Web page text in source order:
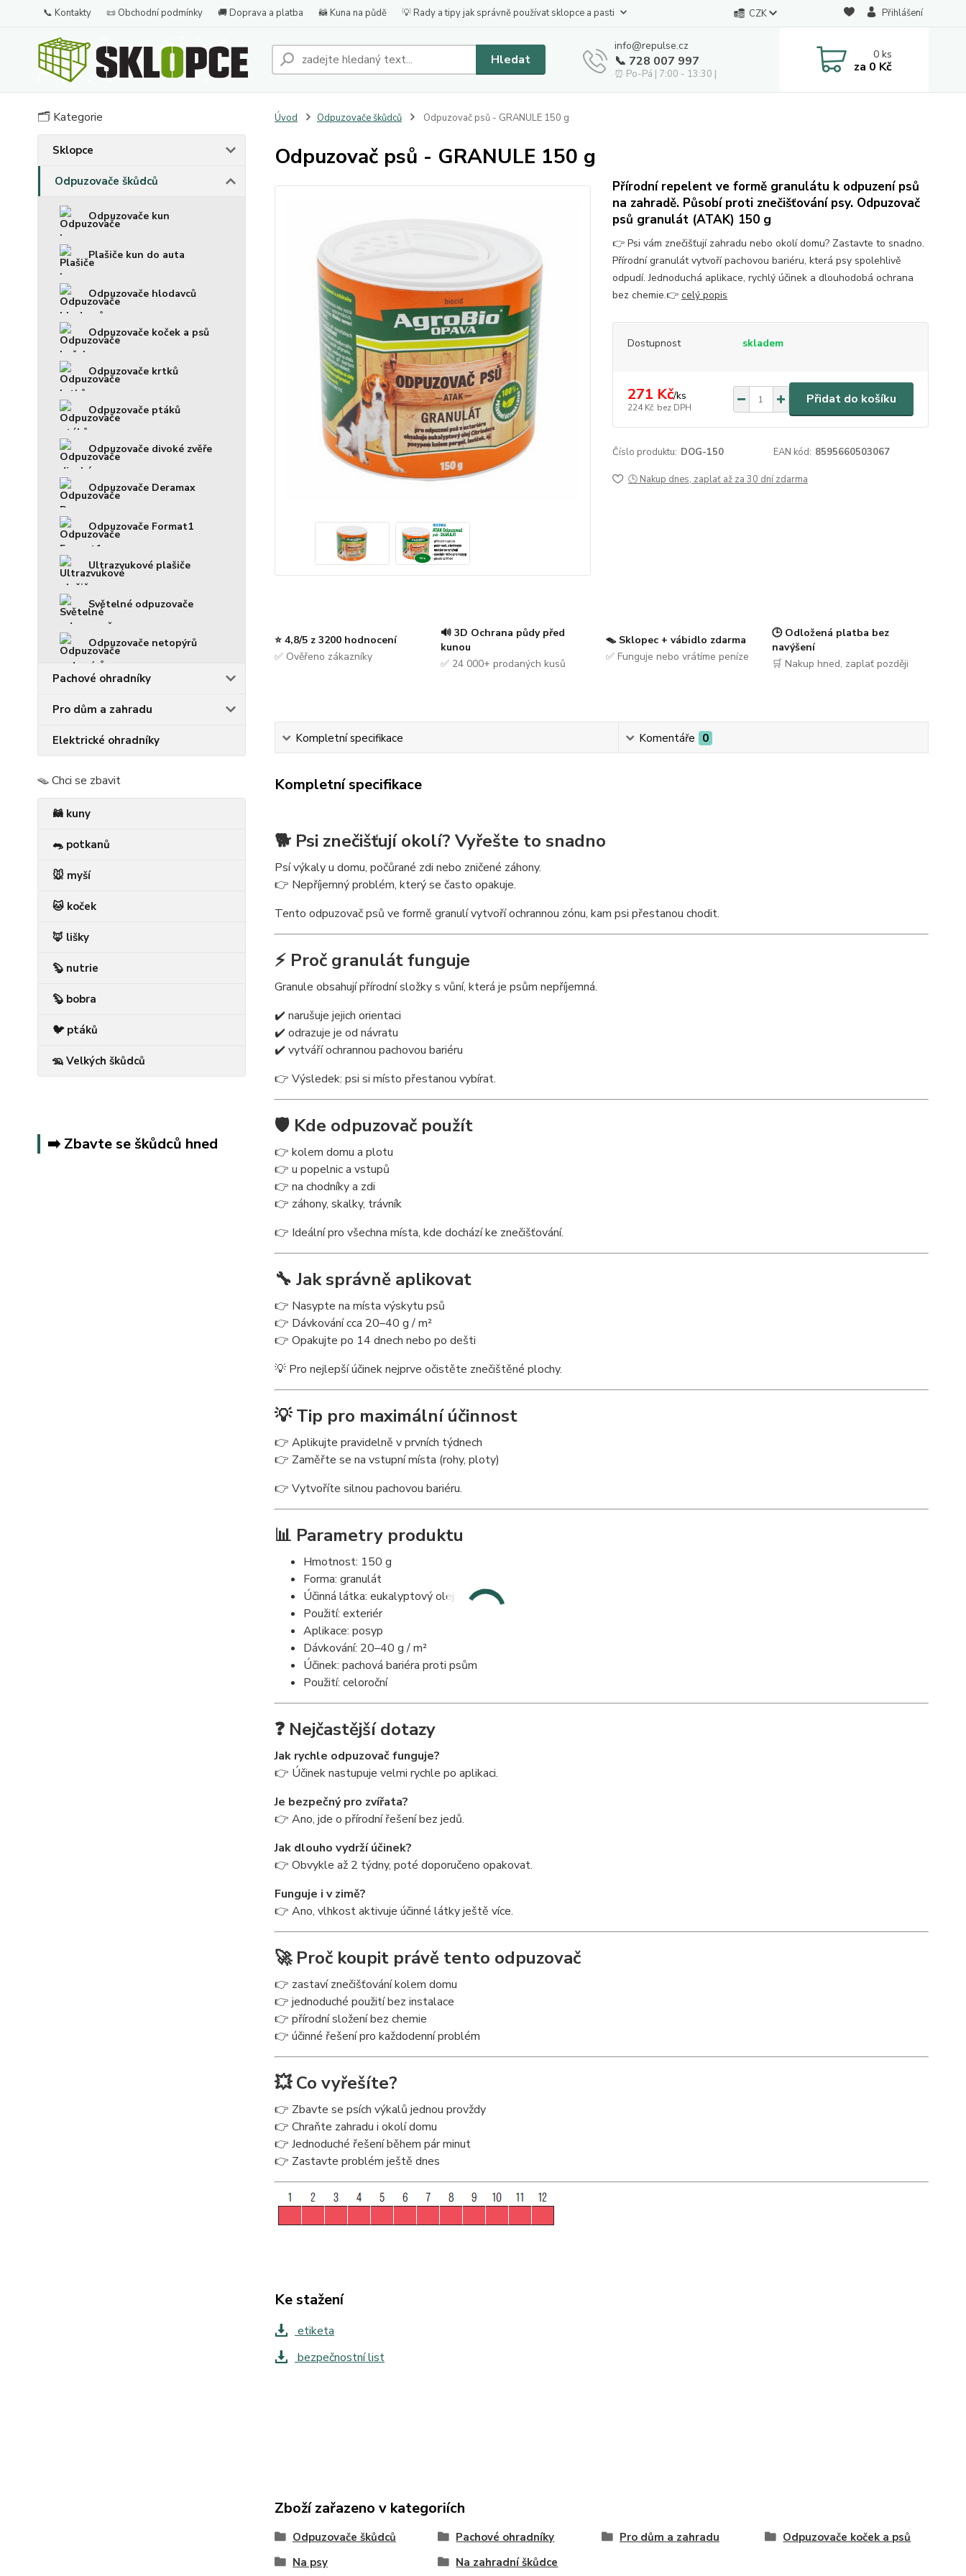
📞 Kontakty 📜 Obchodní podmínky 🚚 Doprava a platba 🦝 Kuna na půdě 💡 Rady a tipy jak správně používat sklopce a pasti CZK Přihlášení
Hledat
info@repulse.cz
📞 728 007 997
⏰ Po-Pá | 7:00 - 13:30 |
0ks
za 0 Kč
🗂️ Kategorie
Sklopce
Odpuzovače škůdců
Odpuzovače kun
Plašiče kun do auta
Odpuzovače hlodavců
Odpuzovače koček a psů
Odpuzovače krtků
Odpuzovače ptáků
Odpuzovače divoké zvěře
Odpuzovače Deramax
Odpuzovače Format1
Ultrazvukové plašiče
Světelné odpuzovače
Odpuzovače netopýrů
Pachové ohradníky
Pro dům a zahradu
Elektrické ohradníky
🪤 Chci se zbavit
🦝 kuny
🐀 potkanů
🐭 myší
🐱 koček
🦊 lišky
🦫 nutrie
🦫 bobra
🐦 ptáků
🦡 Velkých škůdců
➡️ Zbavte se škůdců hned
Úvod Odpuzovače škůdců Odpuzovač psů - GRANULE 150 g
Odpuzovač psů - GRANULE 150 g
Přírodní repelent ve formě granulátu k odpuzení psů
na zahradě. Působí proti znečišťování psy. Odpuzovač
psů granulát (ATAK) 150 g
👉 Psi vám znečišťují zahradu nebo okolí domu? Zastavte to snadno.
Přírodní granulát vytvoří pachovou bariéru, která psy spolehlivě
odpudí. Jednoduchá aplikace, rychlý účinek a dlouhodobá ochrana
bez chemie.👉 celý popis
Dostupnost skladem
271 Kč/ks
224 Kč bez DPH
Přidat do košíku
Číslo produktu: DOG-150 EAN kód: 8595660503067
🕒 Nakup dnes, zaplať až za 30 dní zdarma
⭐ 4,8/5 z 3200 hodnocení
✅ Ověřeno zákazníky
🔊 3D Ochrana půdy před
kunou
✅ 24 000+ prodaných kusů
🪤 Sklopec + vábidlo zdarma
✅ Funguje nebo vrátíme peníze
🕒 Odložená platba bez
navýšení
🛒 Nakup hned, zaplať později
Kompletní specifikace Komentáře 0
Kompletní specifikace
🐕 Psi znečišťují okolí? Vyřešte to snadno
Psí výkaly u domu, počůrané zdi nebo zničené záhony.
👉 Nepříjemný problém, který se často opakuje.
Tento odpuzovač psů ve formě granulí vytvoří ochrannou zónu, kam psi přestanou chodit.
⚡ Proč granulát funguje
Granule obsahují přírodní složky s vůní, která je psům nepříjemná.
✔️ narušuje jejich orientaci
✔️ odrazuje je od návratu
✔️ vytváří ochrannou pachovou bariéru
👉 Výsledek: psi si místo přestanou vybírat.
🛡️ Kde odpuzovač použít
👉 kolem domu a plotu
👉 u popelnic a vstupů
👉 na chodníky a zdi
👉 záhony, skalky, trávník
👉 Ideální pro všechna místa, kde dochází ke znečišťování.
🔧 Jak správně aplikovat
👉 Nasypte na místa výskytu psů
👉 Dávkování cca 20–40 g / m²
👉 Opakujte po 14 dnech nebo po dešti
💡 Pro nejlepší účinek nejprve očistěte znečištěné plochy.
💡 Tip pro maximální účinnost
👉 Aplikujte pravidelně v prvních týdnech
👉 Zaměřte se na vstupní místa (rohy, ploty)
👉 Vytvoříte silnou pachovou bariéru.
📊 Parametry produktu
Hmotnost: 150 g
Forma: granulát
Účinná látka: eukalyptový olej
Použití: exteriér
Aplikace: posyp
Dávkování: 20–40 g / m²
Účinek: pachová bariéra proti psům
Použití: celoroční
❓ Nejčastější dotazy
Jak rychle odpuzovač funguje?
👉 Účinek nastupuje velmi rychle po aplikaci.
Je bezpečný pro zvířata?
👉 Ano, jde o přírodní řešení bez jedů.
Jak dlouho vydrží účinek?
👉 Obvykle až 2 týdny, poté doporučeno opakovat.
Funguje i v zimě?
👉 Ano, vlhkost aktivuje účinné látky ještě více.
🚀 Proč koupit právě tento odpuzovač
👉 zastaví znečišťování kolem domu
👉 jednoduché použití bez instalace
👉 přírodní složení bez chemie
👉 účinné řešení pro každodenní problém
💥 Co vyřešíte?
👉 Zbavte se psích výkalů jednou provždy
👉 Chraňte zahradu i okolí domu
👉 Jednoduché řešení během pár minut
👉 Zastavte problém ještě dnes
Ke stažení
etiketa
bezpečnostní list
Zboží zařazeno v kategoriích
Odpuzovače škůdců Pachové ohradníky Pro dům a zahradu
Odpuzovače koček a psů
Na psy
Na zahradní škůdce